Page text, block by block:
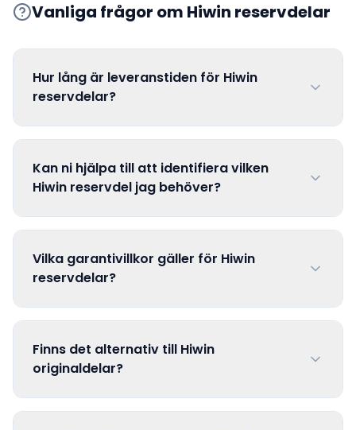
Vanliga frågor om Hiwin reservdelar
Hur lång är leveranstiden för Hiwin
reservdelar?
Kan ni hjälpa till att identifiera vilken
Hiwin reservdel jag behöver?
Vilka garantivillkor gäller för Hiwin
reservdelar?
Finns det alternativ till Hiwin
originaldelar?